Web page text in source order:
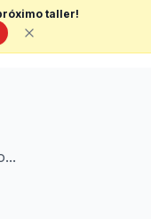
taller!